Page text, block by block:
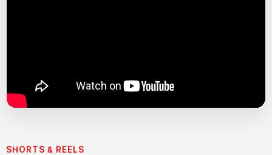
SHORTS & REELS